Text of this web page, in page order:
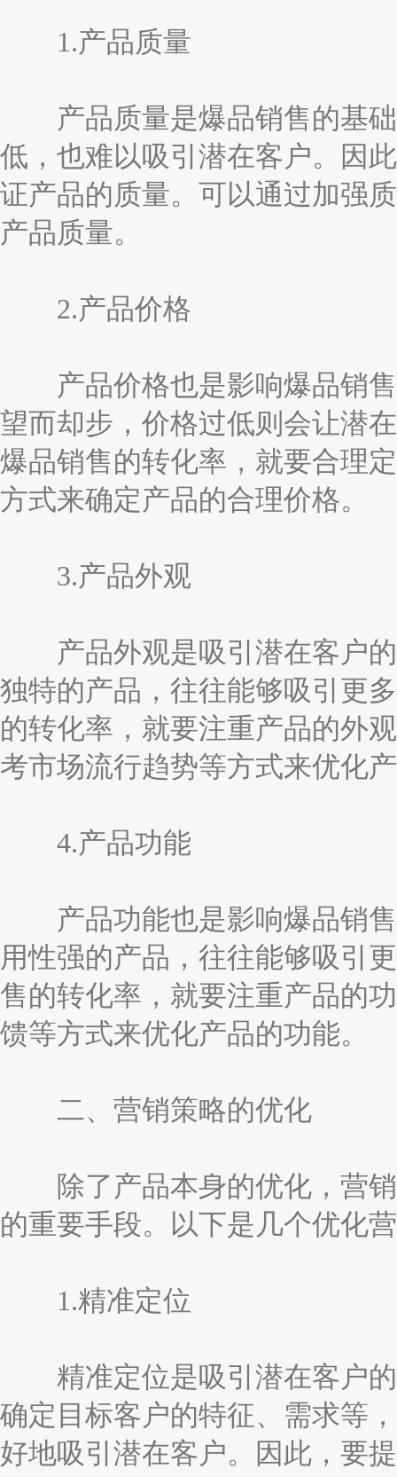
1.产品质量
产品质量是爆品销售的基础
低，也难以吸引潜在客户。因
证产品的质量。可以通过加强
产品质量。
2.产品价格
产品价格也是影响爆品销售
望而却步，价格过低则会让潜
爆品销售的转化率，就要合理
方式来确定产品的合理价格。
3.产品外观
产品外观是吸引潜在客户的
独特的产品，往往能够吸引更
的转化率，就要注重产品的外
考市场流行趋势等方式来优化
4.产品功能
产品功能也是影响爆品销售
用性强的产品，往往能够吸引
售的转化率，就要注重产品的
馈等方式来优化产品的功能。
二、营销策略的优化
除了产品本身的优化，营销
的重要手段。以下是几个优化
1.精准定位
精准定位是吸引潜在客户的
确定目标客户的特征、需求等
好地吸引潜在客户。因此，要